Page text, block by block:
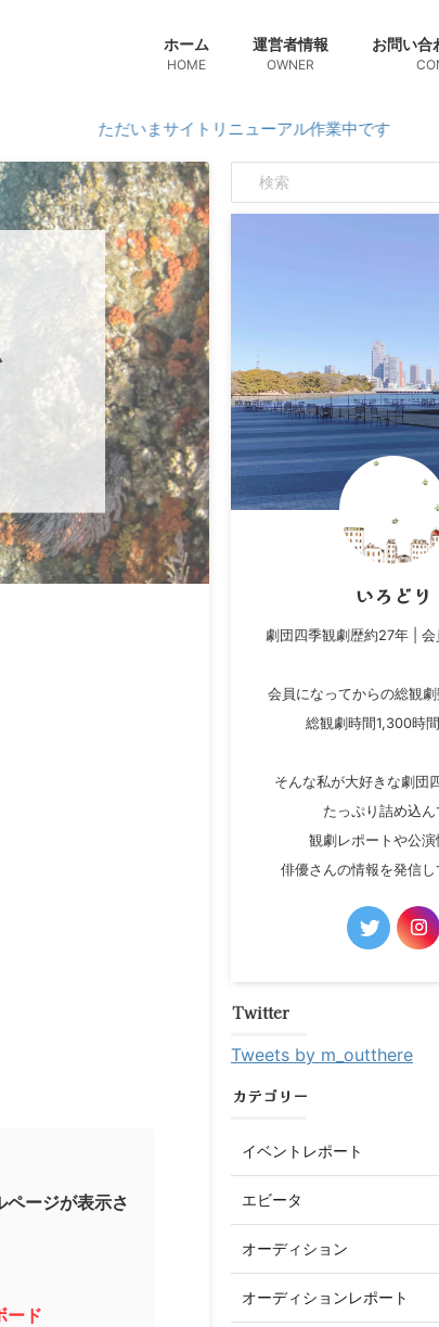
ホーム
HOME
運営者情報
OWNER
お問い合
ただいまサイトリニューアル作業中です
ージが表示さ
ード
いろどり
劇団四季観劇歴約27年 | 会
会員になってからの総観劇
総観劇時間1,300時間
そんな私が大好きな劇団
たっぷり詰め込ん
観劇レポートや公演
俳優さんの情報を発信し
Twitter
Tweets by m_outthere
カテゴリー
イベントレポート
エビータ
オーディション
オーディションレポート